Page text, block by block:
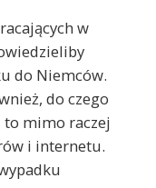
w
do Niemców.
do czego
to mimo raczej
i internetu.